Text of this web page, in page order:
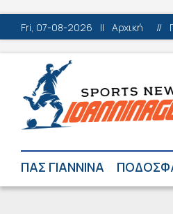
Fri, 07-08-2026 || Αρχική //
ΠΑΣ ΓΙΑΝΝΙΝΑ